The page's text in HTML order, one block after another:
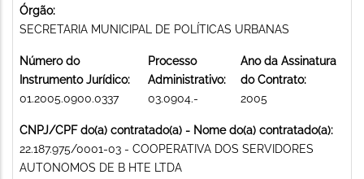
Órgão:
SECRETARIA MUNICIPAL DE POLÍTICAS URBANAS
Número do
Instrumento Jurídico:
01.2005.0900.0337
Processo
Administrativo:
03.0904.-
Ano da Assinatura
do Contrato:
2005
CNPJ/CPF do(a) contratado(a) - Nome do(a) contratado(a):
22.187.975/0001-03 - COOPERATIVA DOS SERVIDORES
AUTONOMOS DE B HTE LTDA